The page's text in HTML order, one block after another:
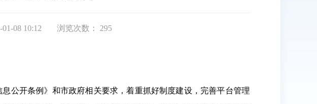
08 10:12 浏览次数： 295
公开条例》和市政府相关要求，着重抓好制度建设，完善平台管理